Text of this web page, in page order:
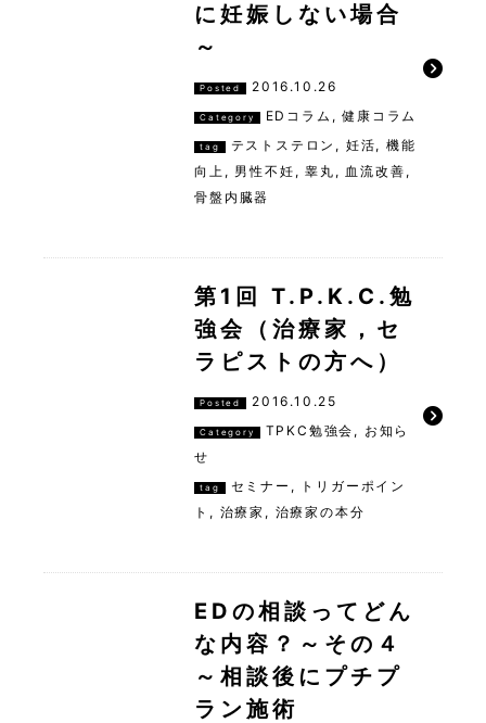
に妊娠しない場合
～
Posted 2016.10.26
Category EDコラム ,健康コラム
tag テストステロン , 妊活,機能
向上 , 男性不妊 ,睾丸 , 血流改善 ,
骨盤内臓器
第1回 T.P.K.C.勉
強会（治療家，セ
ラピストの方へ）
Posted 2016.10.25
Category TPKC勉強会 , お知ら
せ
tag セミナー ,
トリガーポイン
ト , 治療家 , 治療家の本分
EDの相談ってどん
な内容？～その４
～相談後にプチプ
ラン施術